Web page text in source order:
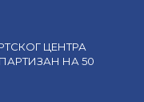
ЦЕНТРА
НА 50